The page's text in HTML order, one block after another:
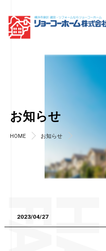
お知らせ
HOME お知らせ
2023/04/27